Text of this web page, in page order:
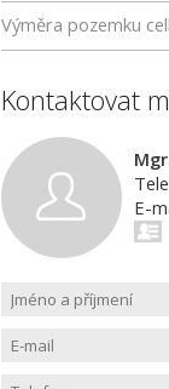
Výměra pozemku
Kontaktovat
E-